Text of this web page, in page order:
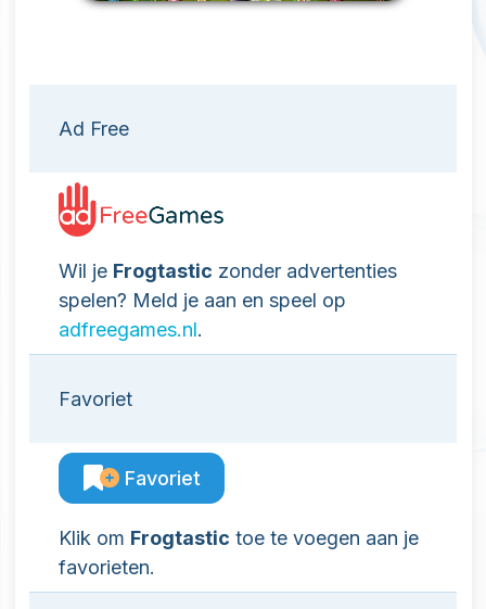
Ad Free
Wil je Frogtastic zonder advertenties
spelen? Meld je aan en speel op
adfreegames.nl.
Favoriet
Favoriet
Klik om Frogtastic toe te voegen aan je
favorieten.